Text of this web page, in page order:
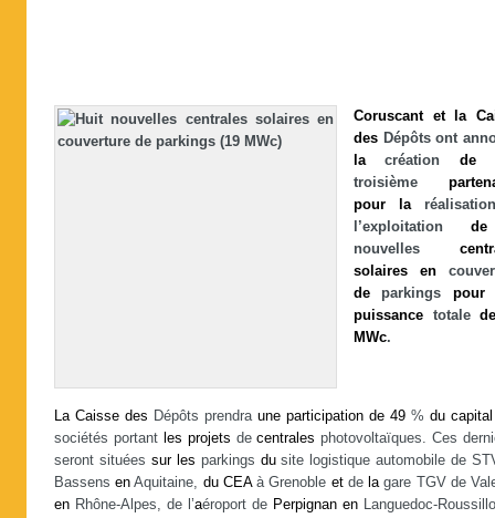
Coruscant et la
des Dépôts ont
lacréation de
troisième
pour
la
l’exploitation de
nouvelles
solaires
en
de parkings pour
puissance totale
MWc.
La Caisse des Dépôts prendra une participation de 49 % du capital
sociétés portant les projets decentrales photovoltaïques. Ces
seront situées sur les parkings dusite logistique automobile de
Bassensen Aquitaine, du CEAà Grenoble etde lagare TGV de
en Rhône-Alpes, de l’aéroport de Perpignan en Languedoc-